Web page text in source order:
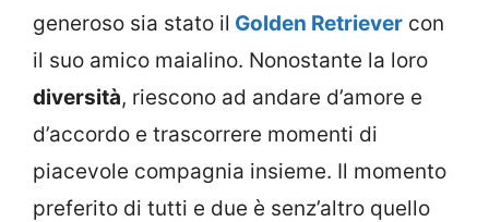
generoso sia stato il Golden Retriever con
il suo amico maialino. Nonostante la loro
diversità, riescono ad andare d’amore e
d’accordo e trascorrere momenti di
piacevole compagnia insieme. Il momento
preferito di tutti e due è senz’altro quello